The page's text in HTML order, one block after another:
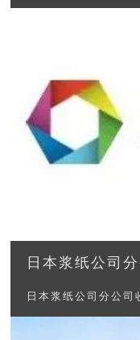
日本浆纸公司
日本浆纸公司分公司